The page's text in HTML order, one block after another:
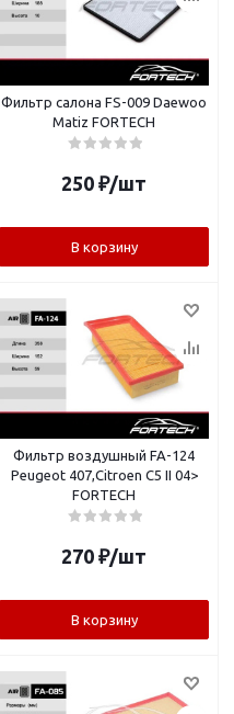
Фильтр салона FS-009 Daewoo
Matiz FORTECH
250 ₽/шт
В корзину
Фильтр воздушный FA-124
Peugeot 407,Citroen C5 II 04>
FORTECH
270 ₽/шт
В корзину